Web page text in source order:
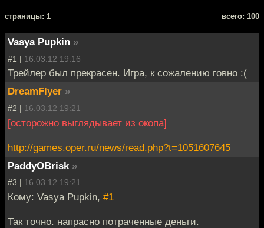
cтраницы: 1 всего: 100
Vasya Pupkin »
#1 | 16.03.12 19:16
Трейлер был прекрасен. Игра, к сожалению говно :(
DreamFlyer »
#2 | 16.03.12 19:21
[осторожно выглядывает из окопа]
http://games.oper.ru/news/read.php?t=1051607645
PaddyOBrisk »
#3 | 16.03.12 19:21
Кому: Vasya Pupkin, #1
Так точно. напрасно потраченные деньги.